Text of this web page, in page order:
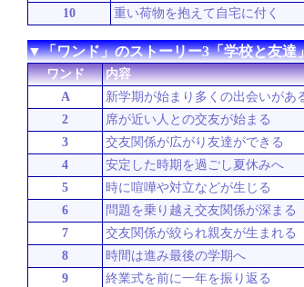
10
重い荷物を抱えて自宅に付く
▼「ワンド」のストーリー3「学校と友達
ワンド
内容
A
新学期が始まり多くの出会いがあ
2
席が近い人との交友が始まる
3
交友関係が広がり友達ができる
4
安定した時期を過ごし夏休みへ
5
時に喧嘩や対立などが生じる
6
問題を乗り越え交友関係が深まる
7
交友関係が絞られ親友が生まれる
8
時間は進み最後の学期へ
9
終業式を前に一年を振り返る